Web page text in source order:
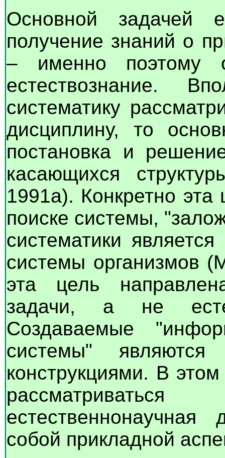
Основной задачей
получение знаний о
– именно поэтому
естествознание.
систематику
дисциплину, то
постановка и
касающихся
1991а). Конкретно
поиске системы,
систематики
системы организмов
эта цель
задачи, а не
Создаваемые
системы" являются
конструкциями. В
собой прикладной